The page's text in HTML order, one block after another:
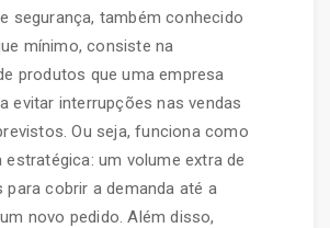
segurança, também conhecido
mínimo, consiste na
produtos que uma empresa
evitar interrupções nas vendas
Ou seja, funciona como
estratégica: um volume extra de
para cobrir a demanda até a
novo pedido. Além disso,